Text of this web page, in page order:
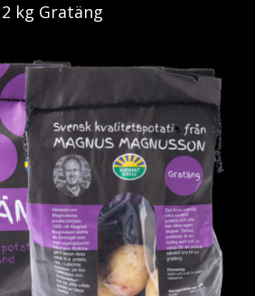
2 kg Gratäng